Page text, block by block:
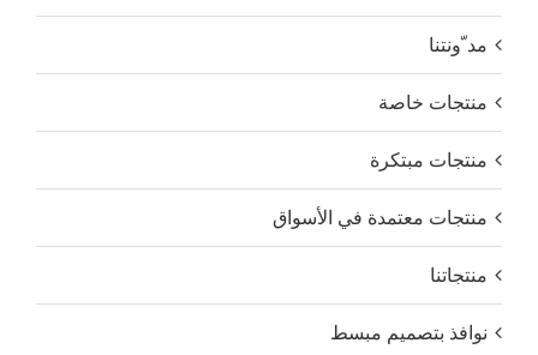
مد ّونتنا
منتجات خاصة
منتجات مبتكرة
منتجات معتمدة في الأسواق
منتجاتنا
نوافذ بتصميم مبسط